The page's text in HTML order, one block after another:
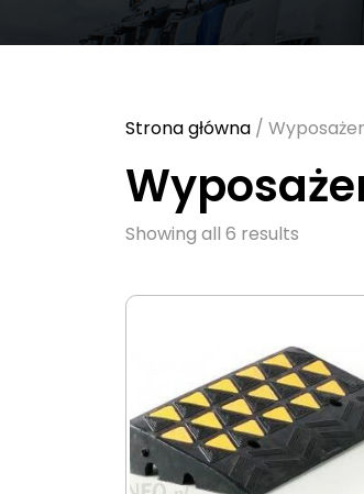
Strona główna /
Showing all 6 results